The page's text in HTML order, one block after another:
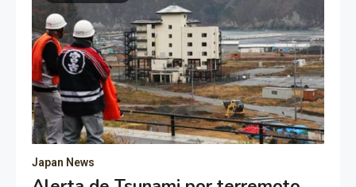
Japan News